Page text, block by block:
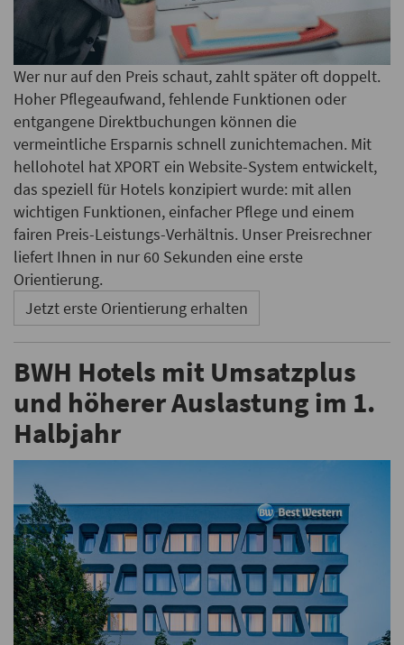
Wer nur auf den Preis schaut, zahlt später oft doppelt.
Hoher Pflegeaufwand, fehlende Funktionen oder
entgangene Direktbuchungen können die
vermeintliche Ersparnis schnell zunichtemachen. Mit
hellohotel hat XPORT ein Website-System entwickelt,
das speziell für Hotels konzipiert wurde: mit allen
wichtigen Funktionen, einfacher Pflege und einem
fairen Preis-Leistungs-Verhältnis. Unser Preisrechner
liefert Ihnen in nur 60 Sekunden eine erste
Orientierung.
Jetzt erste Orientierung erhalten
BWH Hotels mit Umsatzplus
und höherer Auslastung im 1.
Halbjahr